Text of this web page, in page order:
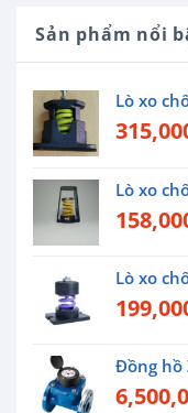
Sản phẩm nổi
Lò xo
Lò xo
Lò xo
Đồng hồ